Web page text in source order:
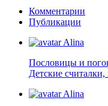
Комментарии
Публикации
Alina
Пословицы и
Детские
Alina